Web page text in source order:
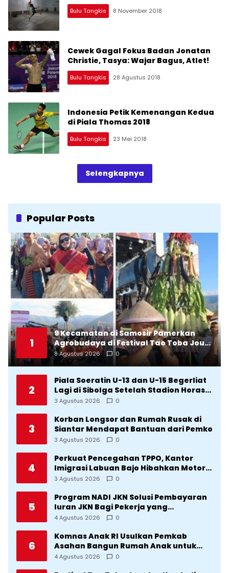
Bulu Tangkis 8 November 2018
Cewek Gagal Fokus Badan Jonatan
Christie, Tasya: Wajar Bagus, Atlet!
Bulu Tangkis 28 Agustus 2018
Indonesia Petik Kemenangan Kedua
di Piala Thomas 2018
Bulu Tangkis 23 Mei 2018
Selengkapnya
Popular Posts
1
9 Kecamatan di Samosir Pamerkan
Agrobudaya di Festival Tao Toba Jou-
Jou 2026: Membranding Produk Lokal
agar Terkenal
8 Agustus 2026 0
2
Piala Soeratin U-13 dan U-15 Begerliat
Lagi di Sibolga Setelah Stadion Horas
Direvitalisasi Wali Kota
3 Agustus 2026 0
3
Korban Longsor dan Rumah Rusak di
Siantar Mendapat Bantuan dari Pemko
3 Agustus 2026 0
4
Perkuat Pencegahan TPPO, Kantor
Imigrasi Labuan Bajo Hibahkan Motor
Operasional ke Lima Desa di
3 Agustus 2026 0
5
Program NADI JKN Solusi Pembayaran
Iuran JKN Bagi Pekerja yang
Penghasilannya Tidak Tetap
4 Agustus 2026 0
6
Komnas Anak RI Usulkan Pemkab
Asahan Bangun Rumah Anak untuk
Korban Kekerasan
4 Agustus 2026 0